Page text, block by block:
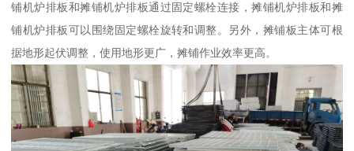
铺机炉排板和摊铺机炉排板通过固定螺栓连接，摊铺机炉排板和摊
铺机炉排板可以围绕固定螺栓旋转和调整。另外，摊铺板主体可根
据地形起伏调整，使用地形更广，摊铺作业效率更高。